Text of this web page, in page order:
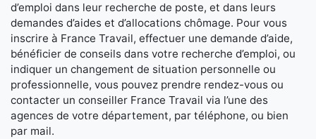
d’emploi dans leur recherche de poste, et dans leurs
demandes d’aides et d’allocations chômage. Pour vous
inscrire à France Travail, effectuer une demande d’aide,
bénéficier de conseils dans votre recherche d’emploi, ou
indiquer un changement de situation personnelle ou
professionnelle, vous pouvez prendre rendez-vous ou
contacter un conseiller France Travail via l’une des
agences de votre département, par téléphone, ou bien
par mail.